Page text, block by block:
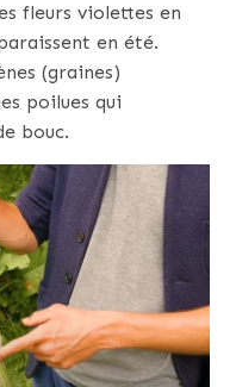
fleurs violettes en
en été.
(graines)
poilues qui
bouc.